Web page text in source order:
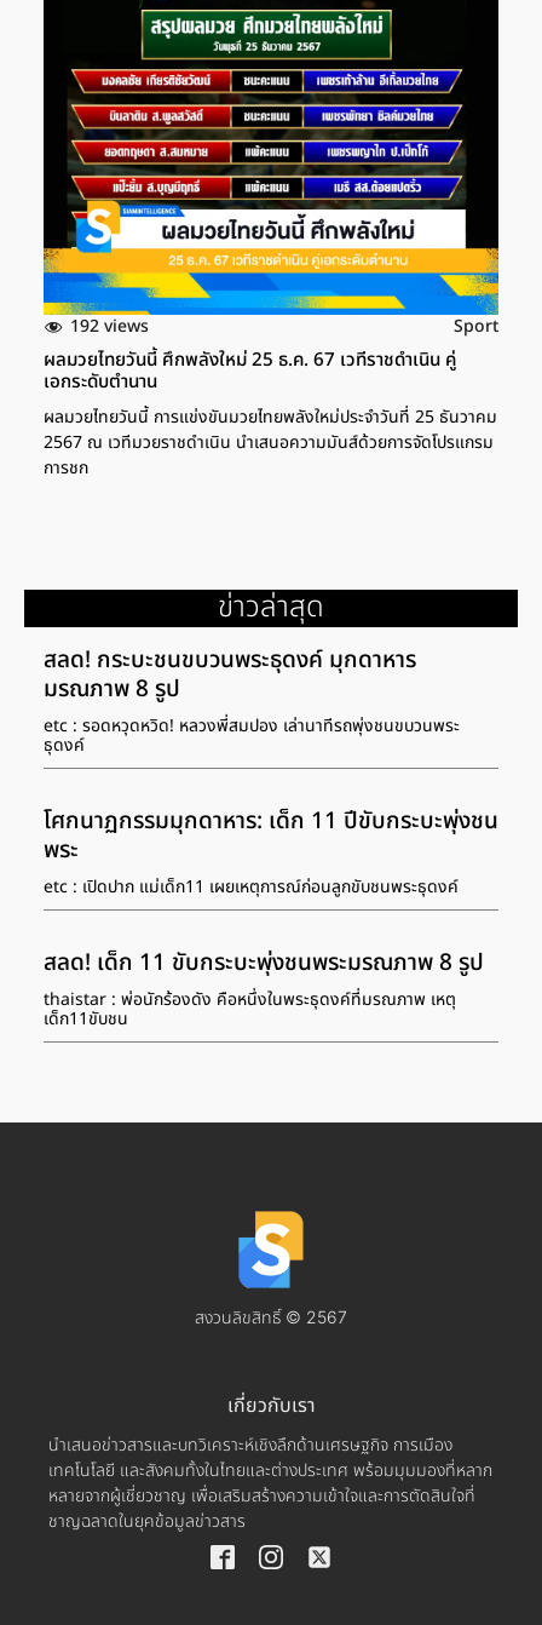
192 views Sport
ผลมวยไทยวันนี้ ศึกพลังใหม่ 25 ธ.ค. 67 เวทีราชดำเนิน คู่
เอกระดับตำนาน
ผลมวยไทยวันนี้ การแข่งขันมวยไทยพลังใหม่ประจำวันที่ 25 ธันวาคม
2567 ณ เวทีมวยราชดำเนิน นำเสนอความมันส์ด้วยการจัดโปรแกรม
การชก
ข่าวล่าสุด
สลด! กระบะชนขบวนพระธุดงค์ มุกดาหาร
มรณภาพ 8 รูป
etc : รอดหวุดหวิด! หลวงพี่สมปอง เล่านาทีรถพุ่งชนขบวนพระ
ธุดงค์
โศกนาฏกรรมมุกดาหาร: เด็ก 11 ปีขับกระบะพุ่งชน
พระ
etc : เปิดปาก แม่เด็ก11 เผยเหตุการณ์ก่อนลูกขับชนพระธุดงค์
สลด! เด็ก 11 ขับกระบะพุ่งชนพระมรณภาพ 8 รูป
thaistar : พ่อนักร้องดัง คือหนึ่งในพระธุดงค์ที่มรณภาพ เหตุ
เด็ก11ขับชน
สงวนลิขสิทธิ์ © 2567
เกี่ยวกับเรา
นำเสนอข่าวสารและบทวิเคราะห์เชิงลึกด้านเศรษฐกิจ การเมือง
เทคโนโลยี และสังคมทั้งในไทยและต่างประเทศ พร้อมมุมมองที่หลาก
หลายจากผู้เชี่ยวชาญ เพื่อเสริมสร้างความเข้าใจและการตัดสินใจที่
ชาญฉลาดในยุคข้อมูลข่าวสาร